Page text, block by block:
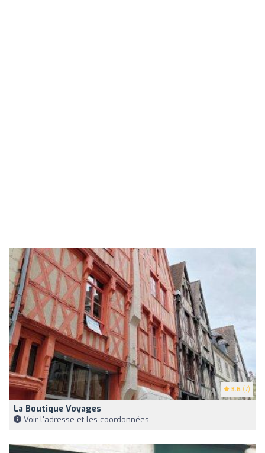
3.6 (7)
La Boutique Voyages
Voir l'adresse et les coordonnées